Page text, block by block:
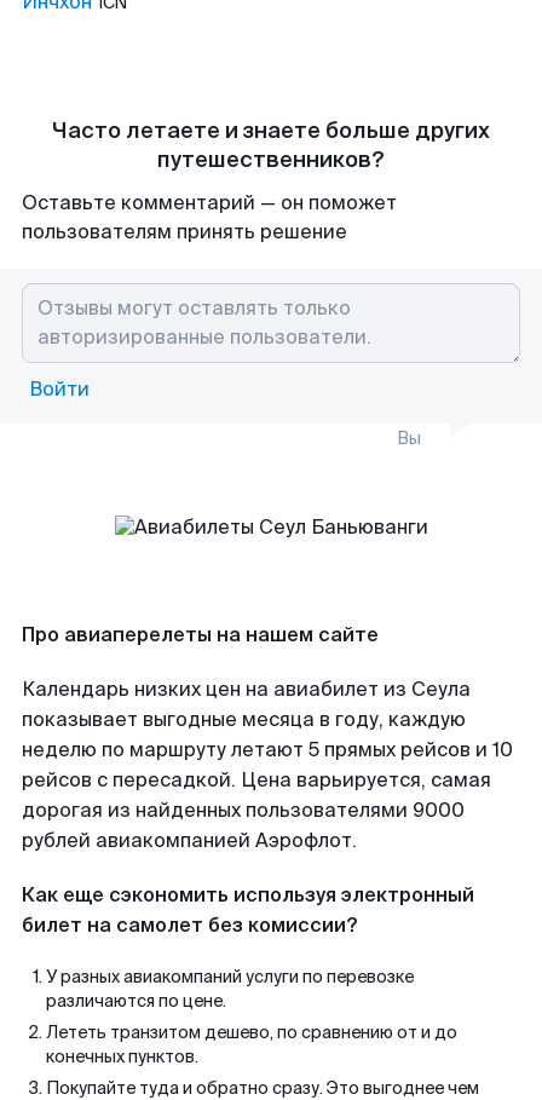
Часто летаете и знаете больше других
путешественников?
Оставьте комментарий — он поможет
пользователям принять решение
Войти
Вы
Про авиаперелеты на нашем сайте
Календарь низких цен на авиабилет из Сеула
показывает выгодные месяца в году, каждую
неделю по маршруту летают 5 прямых рейсов и 10
рейсов с пересадкой. Цена варьируется, самая
дорогая из найденных пользователями 9000
рублей авиакомпанией Аэрофлот.
Как еще сэкономить используя электронный
билет на самолет без комиссии?
У разных авиакомпаний услуги по перевозке
различаются по цене.
Лететь транзитом дешево, по сравнению от и до
конечных пунктов.
Покупайте туда и обратно сразу. Это выгоднее чем